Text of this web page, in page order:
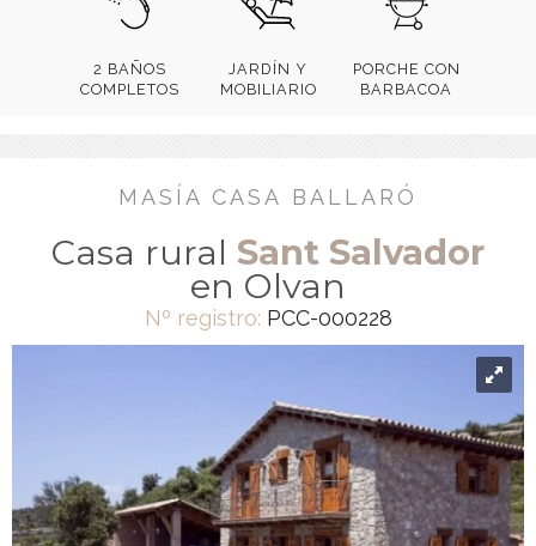
2 BAÑOS
COMPLETOS
JARDÍN Y
MOBILIARIO
PORCHE CON
BARBACOA
MASÍA CASA BALLARÓ
Casa rural Sant Salvador
en Olvan
Nº registro: PCC-000228